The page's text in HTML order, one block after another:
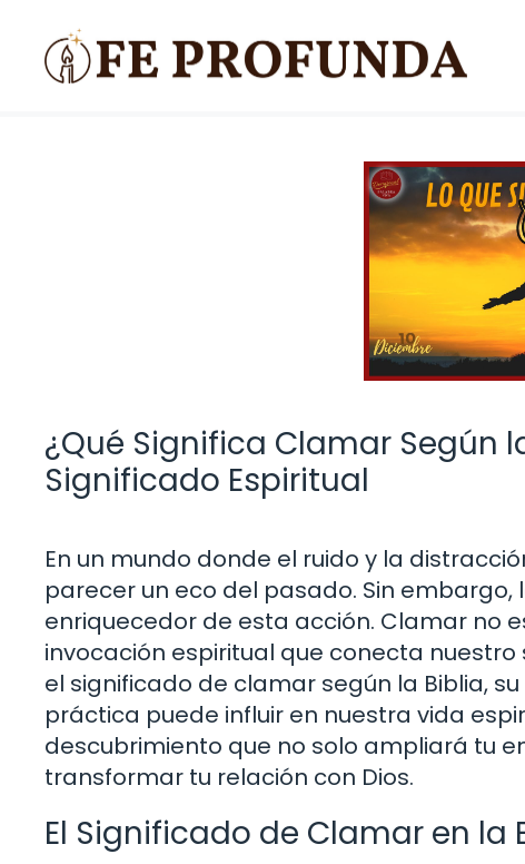
contenido
¿Qué Significa Clamar Según
Significado Espiritual
En un mundo donde el ruido y la
parecer un eco del pasado. Sin
enriquecedor de esta acción. Clamar no
invocación espiritual que conecta
el significado de clamar según la Biblia,
práctica puede influir en nuestra vida
descubrimiento que no solo ampliará tu
transformar tu relación con Dios.
El Significado de Clamar en la